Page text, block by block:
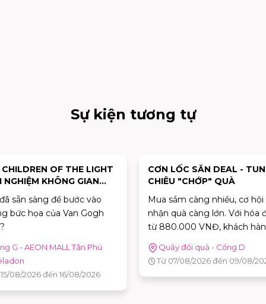
Sự kiện tương tự
LỐC SĂN DEAL - TUNG
"CHỚP" QUÀ
càng nhiều, cơ hội
quà càng lớn. Với hóa đơn
VNĐ, khách hàng sẽ
để thử thách phản xạ, bắt
và nhận ngay những phần
dẫn tại AEON MALL Tân
đổi quà - Cổng D
07/08/2026 đến 09/08/2026
POP-UP EVENT "THƯỞNG
HÈ" LẦN ĐẦU TIÊN CÓ MẶT
TẠI TP.HCM TẠI AEON
TÂN PHÚ CELADON
Sau Hà Nội, Pop-up Event
"Thưởng Vị Hè cùng Sữa
truyền đời" của Mộc Châu
Creamery chính thức dừng
tại TP.HCM. Trong hai ngày
09/08/2026, khách hàng sẽ
Sảnh Kết Nối
Từ 08/08/2026 đến 09/08/